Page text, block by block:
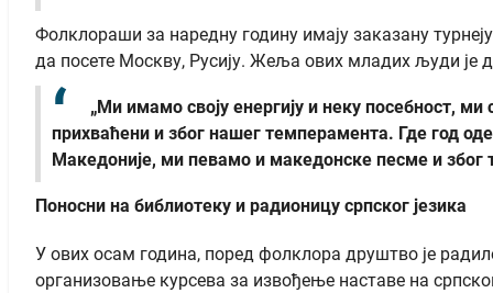
Фолклораши за наредну годину имају заказану
да посете Москву, Русију. Жеља ових младих људи је
„Ми имамо своју енергију и неку посебност,
прихваћени и због нашег темперамента. Где год
Македоније, ми певамо и македонске песме и
Поносни на библиотеку и радионицу српског језика
У ових осам година, поред фолклора друштво је
организовање курсева за извођење наставе на